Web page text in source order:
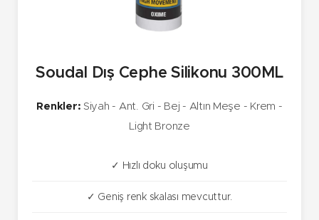
Soudal Dış Cephe Silikonu 300ML
Renkler: Siyah - Ant. Gri - Bej - Altın Meşe - Krem -
Light Bronze
✓ Hızlı doku oluşumu
✓ Geniş renk skalası mevcuttur.